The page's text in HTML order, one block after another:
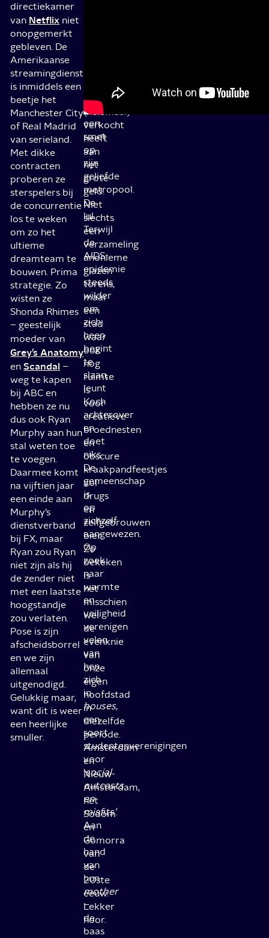
directiekamer
van Netflix niet
onopgemerkt
gebleven. De
Amerikaanse
streamingdienst
is inmiddels een
beetje het
Manchester City
of Real Madrid
van serieland.
Met dikke
contracten
proberen ze
sterspelers bij
de concurrentie
los te weken
om zo het
ultieme
dreamteam te
bouwen. Prima
strategie. Zo
wisten ze
Shonda Rhimes
– geestelijk
moeder van
Grey’s Anatomy
enScandal –
weg te kapen
bij ABC en
hebben ze nu
dus ook Ryan
Murphy aan hun
stal weten toe
te voegen.
Daarmee komt
na vijftien jaar
een einde aan
Murphy’s
dienstverband
bij FX, maar
Ryan zou Ryan
niet zijn als hij
de zender niet
met een laatste
hoogstandje
zou verlaten.
Pose is zijn
afscheidsborrel
en we zijn
allemaal
uitgenodigd.
Gelukkig maar,
want dit is weer
een heerlijke
smuller.
niet
(helemaal)
verkocht
heeft
aan
het
grote
geld.
Niet
slechts
een
verzameling
anonieme
glazen
torens,
maar
een
stad
waar
ook
nog
ruimte
is
voor
creatieve
broednesten
en
obscure
kraakpandfeestjes
vol
drugs
en
zelfgebrouwen
bier.
Zo
bekeken
is
het
misschien
wel
de
evenknie
van
onze
eigen
hoofdstad
in
diezelfde
periode.
Amsterdam
en
Nieuw-
Amsterdam,
het
Sodom
en
Gomorra
van
de
20ste
eeuw.
Lekker
hoor.
als
een
smet
op
zijn
geliefde
metropool.
De
lul.
Terwijl
de
AIDS-
epidemie
steeds
wilder
om
zich
heen
begint
te
slaan,
leunt
Koch
achterover
en
doet
niks.
De
gemeenschap
is
op
zichzelf
aangewezen.
Op
zoek
naar
warmte
en
veiligheid
verenigen
velen
van
hen
zich
in
houses,
een
soort
studentenverenigingen
voor
‘social
outcasts
en
misfits’.
Aan
de
hand
van
hun
mother
–
de
baas